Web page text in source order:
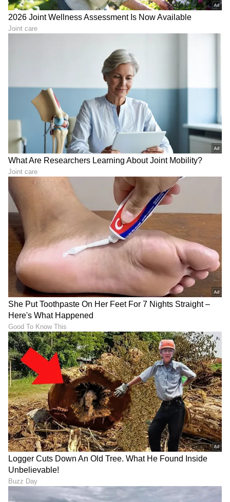
ಶೇ.50 ರಿಂದ ಶೇ.18 ಕ್ಕೆ TAX ಇಳಿಕೆ: ಮೋದಿ-
ಟ್ರಂಪ್ ಐತಿಹಾಸಿಕ ಒಪ್ಪಂದ | India US
Trade Deal | Party Rounds